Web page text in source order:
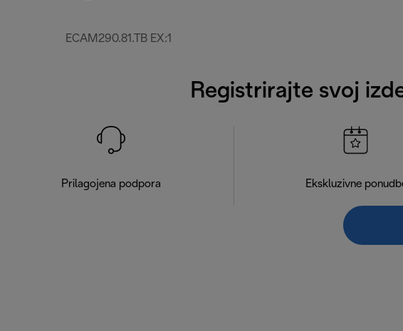
ECAM290.81.TB EX:1
Registrirajte svoj
Prilagojena podpora Ekskluzivne